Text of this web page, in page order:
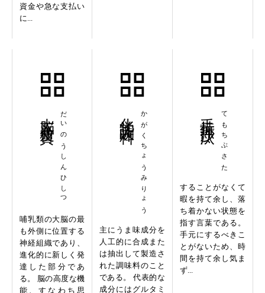
資金や急な支払い
に...
だいのうしんひしつ
哺乳類の大脳の最
も外側に位置する
神経組織であり、
進化的に新しく発
達した部分であ
る。 脳の高度な機
能、すなわち思
かがくちょうみりょう
主にうま味成分を
人工的に合成また
は抽出して製造さ
れた調味料のこと
である。 代表的な
成分にはグルタミ
てもちぶさた
することがなくて
暇を持て余し、落
ち着かない状態を
指す言葉である。
手元にするべきこ
とがないため、時
間を持て余し気ま
ず...